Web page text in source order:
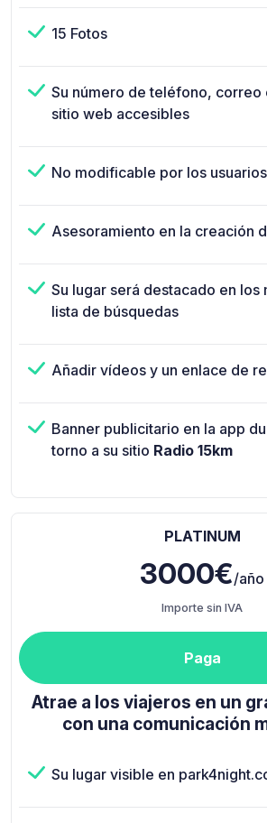
15 Fotos
Su número de teléfono,
sitio web accesibles
No modificable por los usuarios
Asesoramiento en la creación
Su lugar será destacado en los
lista de búsquedas
Añadir vídeos y un enlace de
Banner publicitario en la app
torno a su sitio Radio 15km
PLATINUM
3000€/año
Importe sin IVA
Paga
Atrae a los viajeros en un
con una comunicación
Su lugar visible en